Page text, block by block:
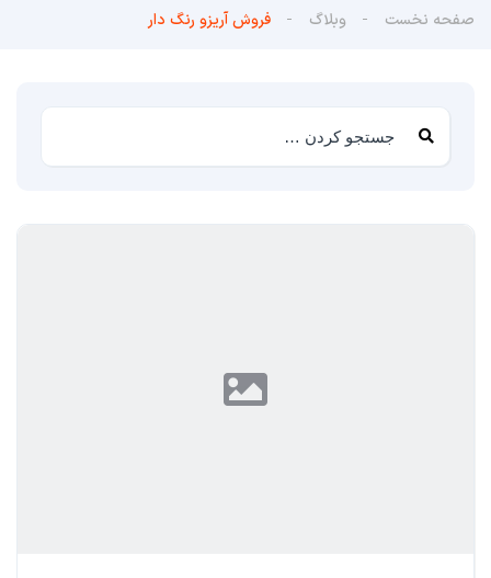
صفحه نخست وبلاگ فروش آریزو رنگ دار